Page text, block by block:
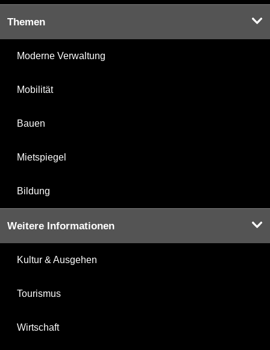
Themen
Moderne Verwaltung
Mobilität
Bauen
Mietspiegel
Bildung
Weitere Informationen
Kultur & Ausgehen
Tourismus
Wirtschaft